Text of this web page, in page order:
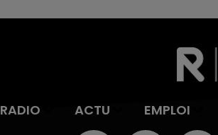
RADIO ACTU EMPLOI